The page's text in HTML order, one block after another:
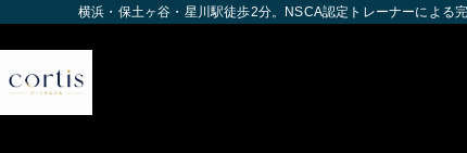
横浜・保土ヶ谷・星川駅徒歩2分。NSCA認定トレーナーによる